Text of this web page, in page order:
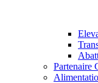
Partenaire